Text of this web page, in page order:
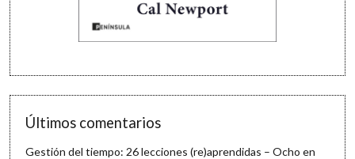
Últimos comentarios
Gestión del tiempo: 26 lecciones (re)aprendidas – Ocho en